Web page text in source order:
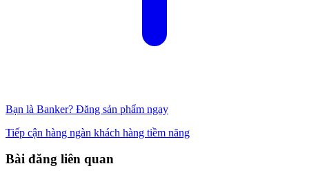
Bạn là Banker? Đăng sản phẩm ngay
Tiếp cận hàng ngàn khách hàng tiềm năng
Bài đăng liên quan